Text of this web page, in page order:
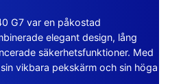
G7 var en påkostad
elegant design, lång
säkerhetsfunktioner. Med
vikbara pekskärm och sin höga